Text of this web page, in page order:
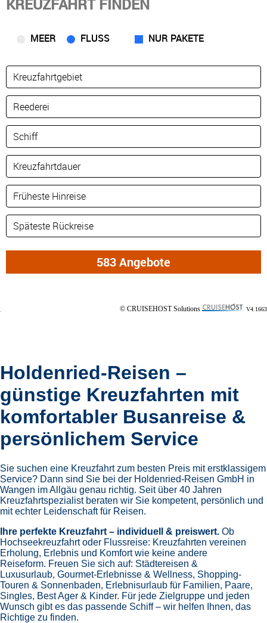
KREUZFAHRT FINDEN
MEER FLUSS NUR PAKETE
© CRUISEHOST Solutions V4.1663
Holdenried-Reisen –
günstige Kreuzfahrten mit
komfortabler Busanreise &
persönlichem Service
Sie suchen eine Kreuzfahrt zum besten Preis mit erstklassigem
Service? Dann sind Sie bei der Holdenried-Reisen GmbH in
Wangen im Allgäu genau richtig. Seit über 40 Jahren
Kreuzfahrtspezialist beraten wir Sie kompetent, persönlich und
mit echter Leidenschaft für Reisen.
Ihre perfekte Kreuzfahrt – individuell & preiswert. Ob
Hochseekreuzfahrt oder Flussreise: Kreuzfahrten vereinen
Erholung, Erlebnis und Komfort wie keine andere
Reiseform. Freuen Sie sich auf: Städtereisen &
Luxusurlaub, Gourmet-Erlebnisse & Wellness, Shopping-
Touren & Sonnenbaden, Erlebnisurlaub für Familien, Paare,
Singles, Best Ager & Kinder. Für jede Zielgruppe und jeden
Wunsch gibt es das passende Schiff – wir helfen Ihnen, das
Richtige zu finden.